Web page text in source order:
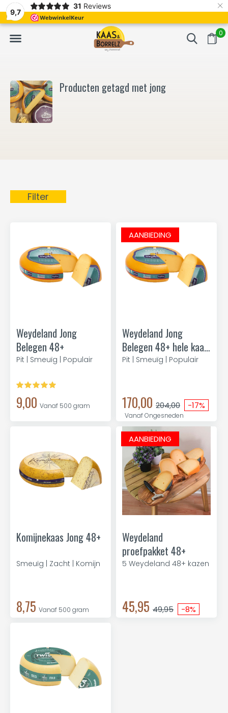
9,7
31 Reviews ×
0
Vers van het mes en gevacumeerd Vaak volgende
Producten getagd met jong
Filter
Weydeland Jong
Belegen 48+
Pit | Smeuïg | Populair
9,00 Vanaf 500 gram
AANBIEDING
Weydeland Jong
Belegen 48+ hele kaas
11kg
Pit | Smeuïg | Populair
170,00 204,00 -17%
Vanaf Ongesneden
Komijnekaas Jong 48+
Smeuïg | Zacht | Komijn
8,75 Vanaf 500 gram
AANBIEDING
Weydeland
proefpakket 48+
5 Weydeland 48+ kazen
45,95 49,95 -8%